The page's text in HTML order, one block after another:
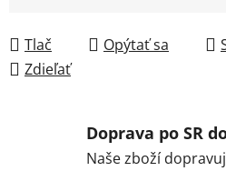
Tlač Opýtať sa
Zdieľať
Doprava po SR
Naše zboží